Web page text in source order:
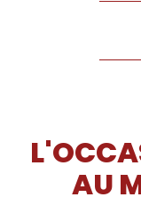
AU